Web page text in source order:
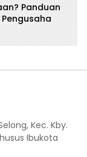
Panduan
Kec. Kby.
Ibukota